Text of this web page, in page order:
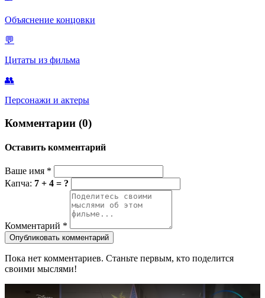
Объяснение концовки
💬
Цитаты из фильма
👥
Персонажи и актеры
Комментарии (0)
Оставить комментарий
Ваше имя *
Капча: 7 + 4 = ?
Комментарий *
Опубликовать комментарий
Пока нет комментариев. Станьте первым, кто поделится
своими мыслями!